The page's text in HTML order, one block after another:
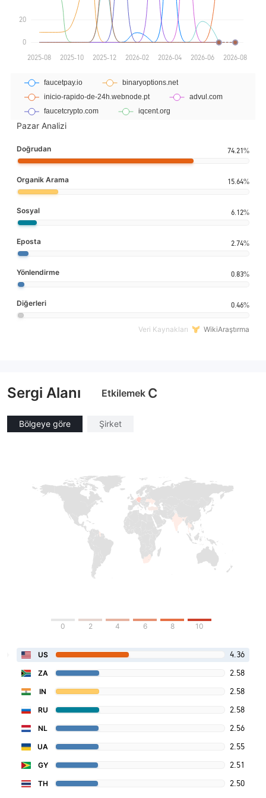
Pazar Analizi
Doğrudan 74.21%
Organik Arama 15.64%
Sosyal 6.12%
Eposta 2.74%
Yönlendirme 0.83%
Diğerleri 0.46%
Veri Kaynakları WikiAraştırma
Sergi Alanı Etkilemek C
Bölgeye göre Şirket
0 2 4 6 8 10
US 4.36
ZA 2.58
IN 2.58
RU 2.58
NL 2.56
UA 2.55
GY 2.51
TH 2.50